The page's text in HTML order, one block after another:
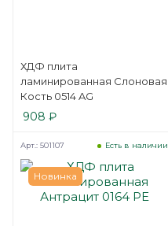
ХДФ плита
ламинированная Слоновая
Кость 0514 AG
908 ₽
Новинка
Есть в наличии
Арт.: 501107